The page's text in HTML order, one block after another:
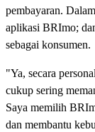
pembayaran.
aplikasi BRImo;
sebagai konsumen.
"Ya, secara
cukup sering
Saya memilih
dan membantu